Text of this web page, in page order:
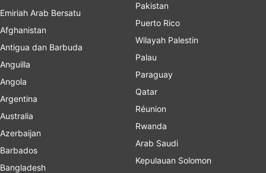
Emiriah Arab Bersatu
Afghanistan
Antigua dan Barbuda
Anguilla
Angola
Argentina
Australia
Azerbaijan
Barbados
Bangladesh
Pakistan
Puerto Rico
Wilayah Palestin
Palau
Paraguay
Qatar
Réunion
Rwanda
Arab Saudi
Kepulauan Solomon